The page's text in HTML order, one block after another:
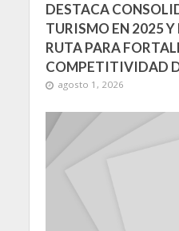
DESTACA
TURISMO EN 2025 Y
RUTA PARA
COMPETITIVIDAD
agosto 1, 2026